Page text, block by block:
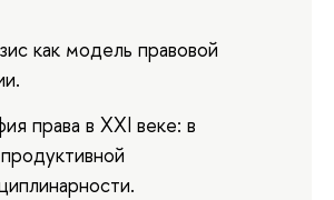
как модель правовой
права в XXI веке: в